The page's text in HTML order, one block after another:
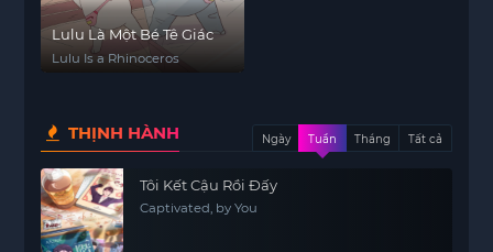
Lulu Là Một Bé Tê Giác
Lulu Is a Rhinoceros
THỊNH HÀNH Ngày Tuần Tháng Tất cả
Tôi Kết Cậu Rồi Đấy
Captivated, by You